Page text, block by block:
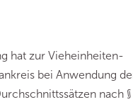
hat zur Vieheinheiten-
bei Anwendung
nach